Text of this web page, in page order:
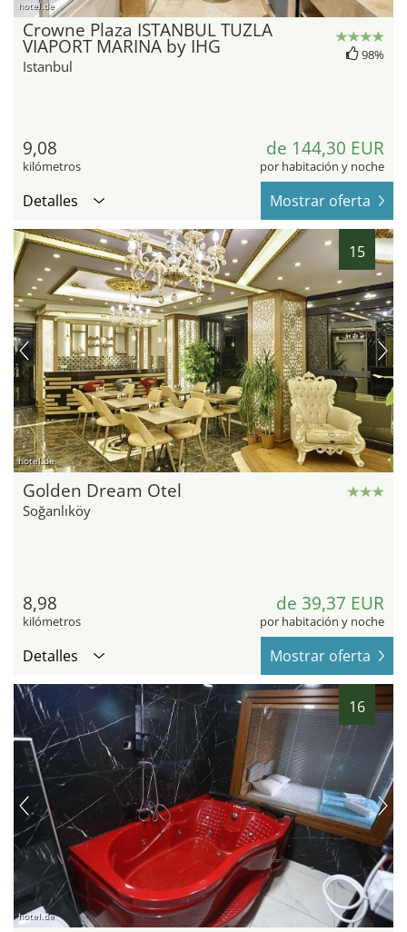
hotel.de
Crowne Plaza ISTANBUL TUZLA
VIAPORT MARINA by IHG
Istanbul
98%
9,08
kilómetros
de 144,30 EUR
por habitación y noche
Detalles Mostrar oferta
15
hotel.de
Golden Dream Otel
Soğanlıköy
8,98
kilómetros
de 39,37 EUR
por habitación y noche
Detalles Mostrar oferta
16
hotel.de